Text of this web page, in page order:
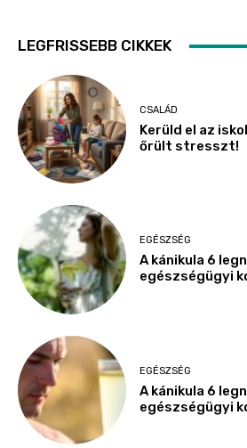
LEGFRISSEBB CIKKEK
CSALÁD
Kerüld el az
őrült stresszt!
EGÉSZSÉG
A kánikula 6
egészségügyi
EGÉSZSÉG
A kánikula 6
egészségügyi